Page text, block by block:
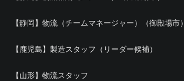
【静岡】物流（チームマネージャー）（御殿場市）
【鹿児島】製造スタッフ（リーダー候補）
【山形】物流スタッフ